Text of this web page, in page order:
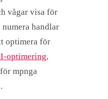
vågar visa för
numera handlar
optimera för
optimering,
mpnga